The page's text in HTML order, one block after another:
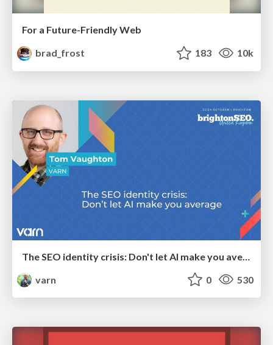
For a Future-Friendly Web
brad_frost
183 10k
varn
0 530